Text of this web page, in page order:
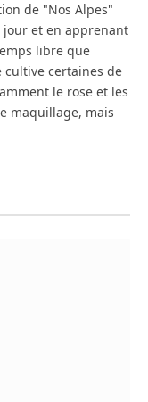
de "Nos Alpes"
et en apprenant
libre que
cultive certaines de
le rose et les
maquillage, mais